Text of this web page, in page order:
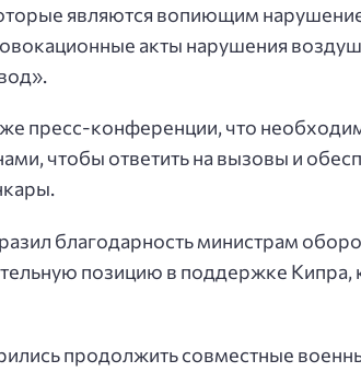
являются вопиющим
акты нарушения
же пресс-конференции, что
чтобы ответить на вызовы и
благодарность министрам
позицию в поддержке Кипра,
продолжить совместные